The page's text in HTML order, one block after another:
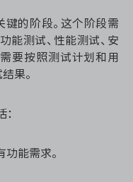
的阶段。这个阶段需
能测试、性能测试、安
要按照测试计划和用
果。
能需求。